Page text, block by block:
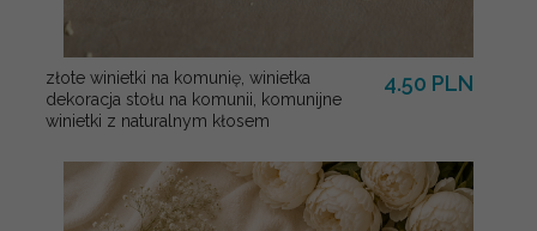
złote winietki na komunię, winietka
dekoracja stołu na komunii, komunijne
winietki z naturalnym kłosem
4.50 PLN